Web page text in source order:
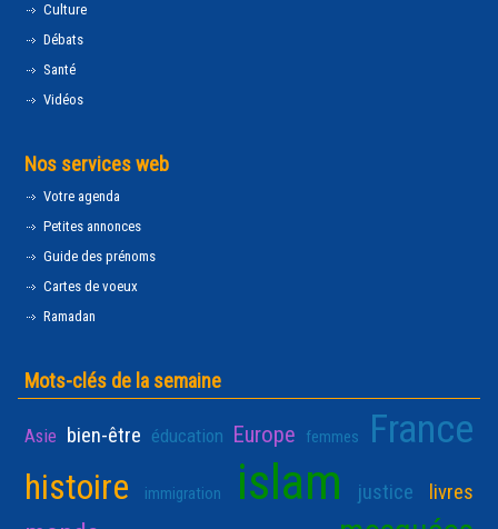
Culture
Débats
Santé
Vidéos
Nos services web
Votre agenda
Petites annonces
Guide des prénoms
Cartes de voeux
Ramadan
Mots-clés de la semaine
Asie bien-être éducation Europe femmes France
histoire immigration islam justice livres